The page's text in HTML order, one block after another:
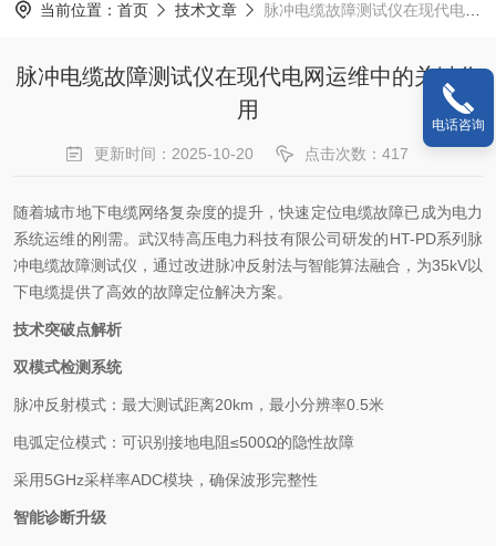
当前位置： 首页 技术文章 脉冲电缆故障测试仪在现代电网运维中的关键作用
脉冲电缆故障测试仪在现代电网运维中的关键作
用
更新时间：2025-10-20 点击次数：417
随着城市地下电缆网络复杂度的提升，快速定位电缆故障已成为电力
系统运维的刚需。武汉特高压电力科技有限公司研发的HT-PD系列脉
冲电缆故障测试仪，通过改进脉冲反射法与智能算法融合，为35kV以
下电缆提供了高效的故障定位解决方案。
技术突破点解析
双模式检测系统
脉冲反射模式：最大测试距离20km，最小分辨率0.5米
电弧定位模式：可识别接地电阻≤500Ω的隐性故障
采用5GHz采样率ADC模块，确保波形完整性
智能诊断升级
电话咨询